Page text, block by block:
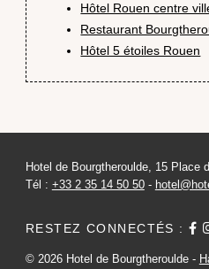
Hôtel Rouen centre
Restaurant
Hôtel 5 étoiles Rouen
Hotel de Bourgtheroulde, 15 Place
Tél : +33 2 35 14 50 50-
RESTEZ CONNECTÉS :
© 2026 Hotel de Bourgtheroulde -